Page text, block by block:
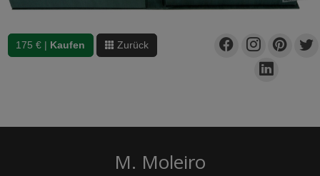
175 € | Kaufen Zurück
M. Moleiro